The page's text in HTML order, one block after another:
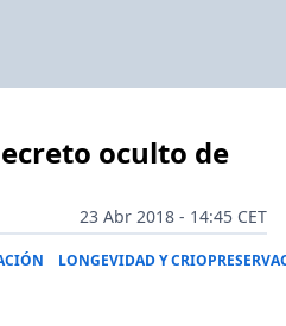
oculto de
23 Abr 2018 - 14:45 CET
LONGEVIDAD Y